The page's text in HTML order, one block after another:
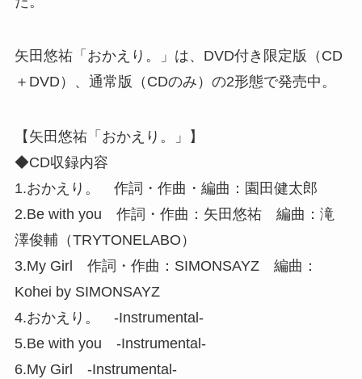
矢田悠祐「おかえり。」は、DVD付き限定版（CD
＋DVD）、通常版（CDのみ）の2形態で発売中。
【矢田悠祐「おかえり。」】
◆CD収録内容
1.おかえり。 作詞・作曲・編曲：園田健太郎
2.Be with you 作詞・作曲：矢田悠祐 編曲：滝
澤俊輔（TRYTONELABO）
3.My Girl 作詞・作曲：SIMONSAYZ 編曲：
Kohei by SIMONSAYZ
4.おかえり。 -Instrumental-
5.Be with you -Instrumental-
6.My Girl -Instrumental-